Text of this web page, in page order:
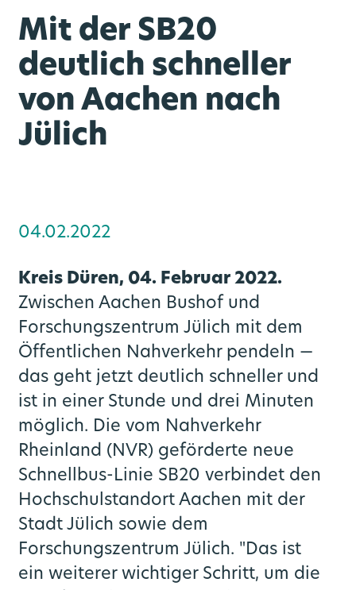
Mit der SB20
deutlich schneller
von Aachen nach
Jülich
04.02.2022
Kreis Düren, 04. Februar 2022.
Zwischen Aachen Bushof und
Forschungszentrum Jülich mit dem
Öffentlichen Nahverkehr pendeln —
das geht jetzt deutlich schneller und
ist in einer Stunde und drei Minuten
möglich. Die vom Nahverkehr
Rheinland (NVR) geförderte neue
Schnellbus-Linie SB20 verbindet den
Hochschulstandort Aachen mit der
Stadt Jülich sowie dem
Forschungszentrum Jülich. "Das ist
ein weiterer wichtiger Schritt, um die
Angebot
Verkehrsqualität
SPNV-Vergabeverfahren
Die S-Bahn Rheinland kommt
Förderprogramme
Ausbau
Bahnknoten Köln
Rheinisches Revier
Vernetzte Mobilität
Mobilstationen
Regionale Konzepte
Zukunftsmobilität
CoKo Rechner
Multimodale Datendrehscheibe NRW
Medienportal
LinkedIn News
Video- und Bildmaterial
Publikationen
Pressemeldungen Partner
Pressekontakte
go.Update – Newsletter
Über uns
go.Rheinland GmbH
Gremien
Karriere